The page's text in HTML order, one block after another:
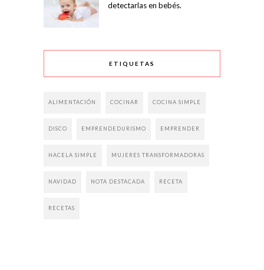
detectarlas en bebés.
ETIQUETAS
ALIMENTACIÓN COCINAR COCINA SIMPLE
DISCO EMPRENDEDURISMO EMPRENDER
HACELA SIMPLE MUJERES TRANSFORMADORAS
NAVIDAD NOTA DESTACADA RECETA
RECETAS